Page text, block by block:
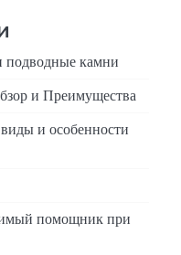
подводные камни
и Преимущества
и особенности
помощник при